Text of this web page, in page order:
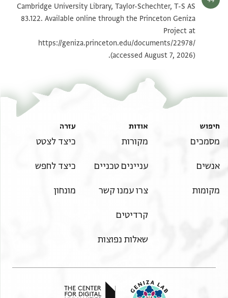
T-S AS 83.122 1v הגדל וסובב
תנאי היתר שימוש בתצלום
Cambridge University Library, Taylor-Schechter, T-S AS
83.122. Available online through the Princeton Geniza
Project at
https://geniza.princeton.edu/documents/22978/
(accessed August 7, 2026).
חיפוש
מסמכים
אנשים
מקומות
אודות
מקורות
עניינים טכניים
צרו עמנו קשר
קרדיטים
שאלות נפוצות
עזרה
כיצד לצטט
כיצד לחפש
מונחון